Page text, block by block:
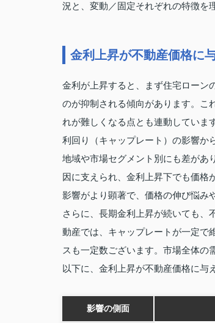
況と、変動／固定それぞれの特徴を
金利上昇が不動産価格に
金利が上昇すると、まず住宅ローン
のが抑制される傾向があります。こ
れが難しくなる点とも連動していま
利回り（キャップレート）の影響か
地域や市場セグメント別にも差があ
因に支えられ、金利上昇下でも価格
影響がより顕著で、価格の伸び悩み
さらに、長期金利上昇が続いても、
動産では、キャップレートが一定で
スも一定数ございます。市場全体の
以下に、金利上昇が不動産価格に与
影響の側面